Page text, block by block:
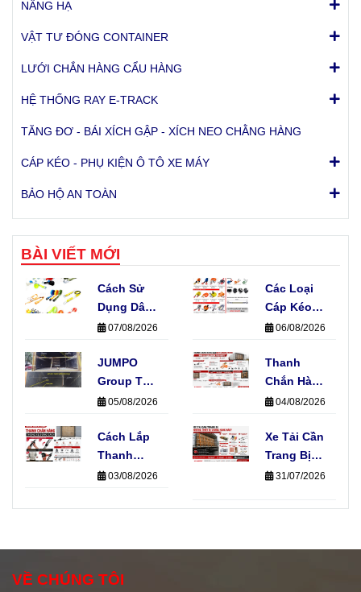
NÂNG HẠ
VẬT TƯ ĐÓNG CONTAINER
LƯỚI CHẮN HÀNG CẨU HÀNG
HỆ THỐNG RAY E-TRACK
TĂNG ĐƠ - BÁI XÍCH GẬP - XÍCH NEO CHẰNG HÀNG
CÁP KÉO - PHỤ KIỆN Ô TÔ XE MÁY
BẢO HỘ AN TOÀN
BÀI VIẾT MỚI
Cách Sử
Dụng Dây
Khóa Cam
Làm Hỏng
Hàng Hóa
07/08/2026
Các Loại
Cáp Kéo
Xe Phổ
Nay Và
Ứng Dụng
Thực Tế
06/08/2026
JUMPO
Group Thi
Công Hệ
Track Cho
Xe Tải Của
Đơn Vị Vận
05/08/2026
Thanh
Chắn Hàng
Và Dây
Hàng, Nên
Chọn Loại
Nào?
04/08/2026
Cách Lắp
Thanh
Chắn Hàng
Thuật
Phải Ai
03/08/2026
Xe Tải Cần
Trang Bị
Những
Chằng
31/07/2026
VỀ CHÚNG TÔI